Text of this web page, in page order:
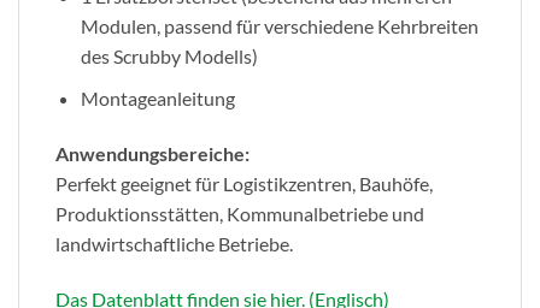
Modulen, passend für verschiedene Kehrbreiten
des Scrubby Modells)
Montageanleitung
Anwendungsbereiche:
Perfekt geeignet für Logistikzentren, Bauhöfe,
Produktionsstätten, Kommunalbetriebe und
landwirtschaftliche Betriebe.
Das Datenblatt finden sie hier. (Englisch)